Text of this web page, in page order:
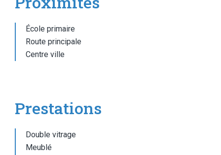
École primaire
Route principale
Centre ville
Prestations
Double vitrage
Meublé